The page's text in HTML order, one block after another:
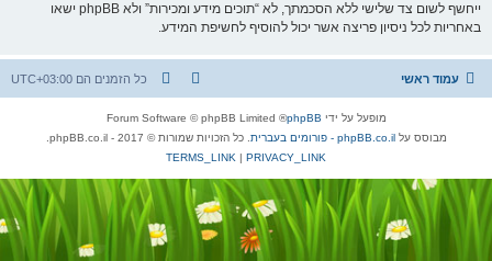
ייחשף לשום צד שלישי ללא הסכמתך, לא “תוכים מידע ומכירות” ולא phpBB ישאו
באחריות לכל ניסיון פריצה אשר יכול להוסיף לחשיפת המידע.
עמוד ראשי כל הזמנים הם UTC+03:00
מופעל על ידי phpBB
® Forum Software © phpBB Limited
מבוסס עלphpBB.co.il - פורומים בעברית
. כל הזכויות שמורות © 2017 - phpBB.co.il.
PRIVACY_LINK
|
TERMS_LINK